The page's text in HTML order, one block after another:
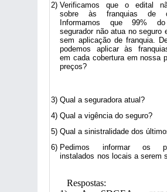
Verificamos que o edital
sobre às franquias de
Informamos que 99% do
segurador não atua no seguro
sem aplicação de franquia.
podemos aplicar às
em cada cobertura em nossa
preços?
Qual a seguradora atual?
Qual a vigência do seguro?
Qual a sinistralidade dos
Pedimos informar os
instalados nos locais a serem
Respostas: